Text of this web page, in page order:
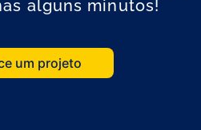
alguns minutos!
um projeto